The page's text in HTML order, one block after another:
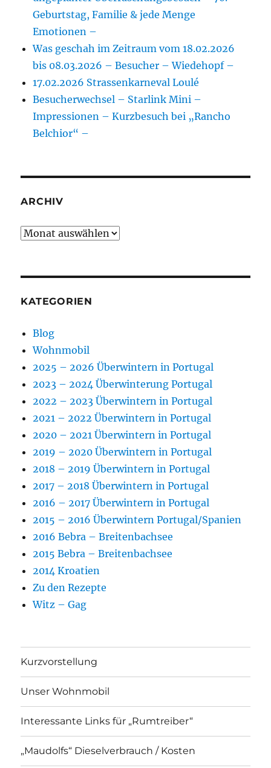
Geburtstag, Familie & jede Menge
Emotionen –
Was geschah im Zeitraum vom 18.02.2026
bis 08.03.2026 – Besucher – Wiedehopf –
17.02.2026 Strassenkarneval Loulé
Besucherwechsel – Starlink Mini –
Impressionen – Kurzbesuch bei „Rancho
Belchior“ –
ARCHIV
Archiv
KATEGORIEN
Blog
Wohnmobil
2025 – 2026 Überwintern in Portugal
2023 – 2024 Überwinterung Portugal
2022 – 2023 Überwintern in Portugal
2021 – 2022 Überwintern in Portugal
2020 – 2021 Überwintern in Portugal
2019 – 2020 Überwintern in Portugal
2018 – 2019 Überwintern in Portugal
2017 – 2018 Überwintern in Portugal
2016 – 2017 Überwintern in Portugal
2015 – 2016 Überwintern Portugal/Spanien
2016 Bebra – Breitenbachsee
2015 Bebra – Breitenbachsee
2014 Kroatien
Zu den Rezepte
Witz – Gag
Kurzvorstellung
Unser Wohnmobil
Interessante Links für „Rumtreiber“
„Maudolfs“ Dieselverbrauch / Kosten